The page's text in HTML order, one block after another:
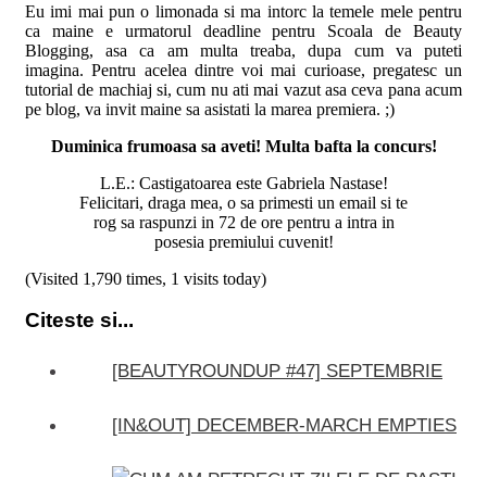
Eu imi mai pun o limonada si ma intorc la temele mele pentru
ca maine e urmatorul deadline pentru Scoala de Beauty
Blogging, asa ca am multa treaba, dupa cum va puteti
imagina. Pentru acelea dintre voi mai curioase, pregatesc un
tutorial de machiaj si, cum nu ati mai vazut asa ceva pana acum
pe blog, va invit maine sa asistati la marea premiera. ;)
Duminica frumoasa sa aveti! Multa bafta la concurs!
L.E.: Castigatoarea este Gabriela Nastase!
Felicitari, draga mea, o sa primesti un email si te
rog sa raspunzi in 72 de ore pentru a intra in
posesia premiului cuvenit!
(Visited 1,790 times, 1 visits today)
Citeste si...
[BEAUTYROUNDUP #47] SEPTEMBRIE
[IN&OUT] DECEMBER-MARCH EMPTIES